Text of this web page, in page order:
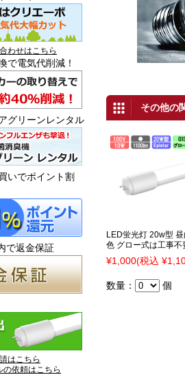
その他の
LED蛍光灯 20w型 昼
色 グロー式は工事不
¥1,000(税込
数量： 個
わせはこちら
で電気代削減！
グリーンレンタル
いでポイント割
で返金保証
はこちら
の依頼はこちら